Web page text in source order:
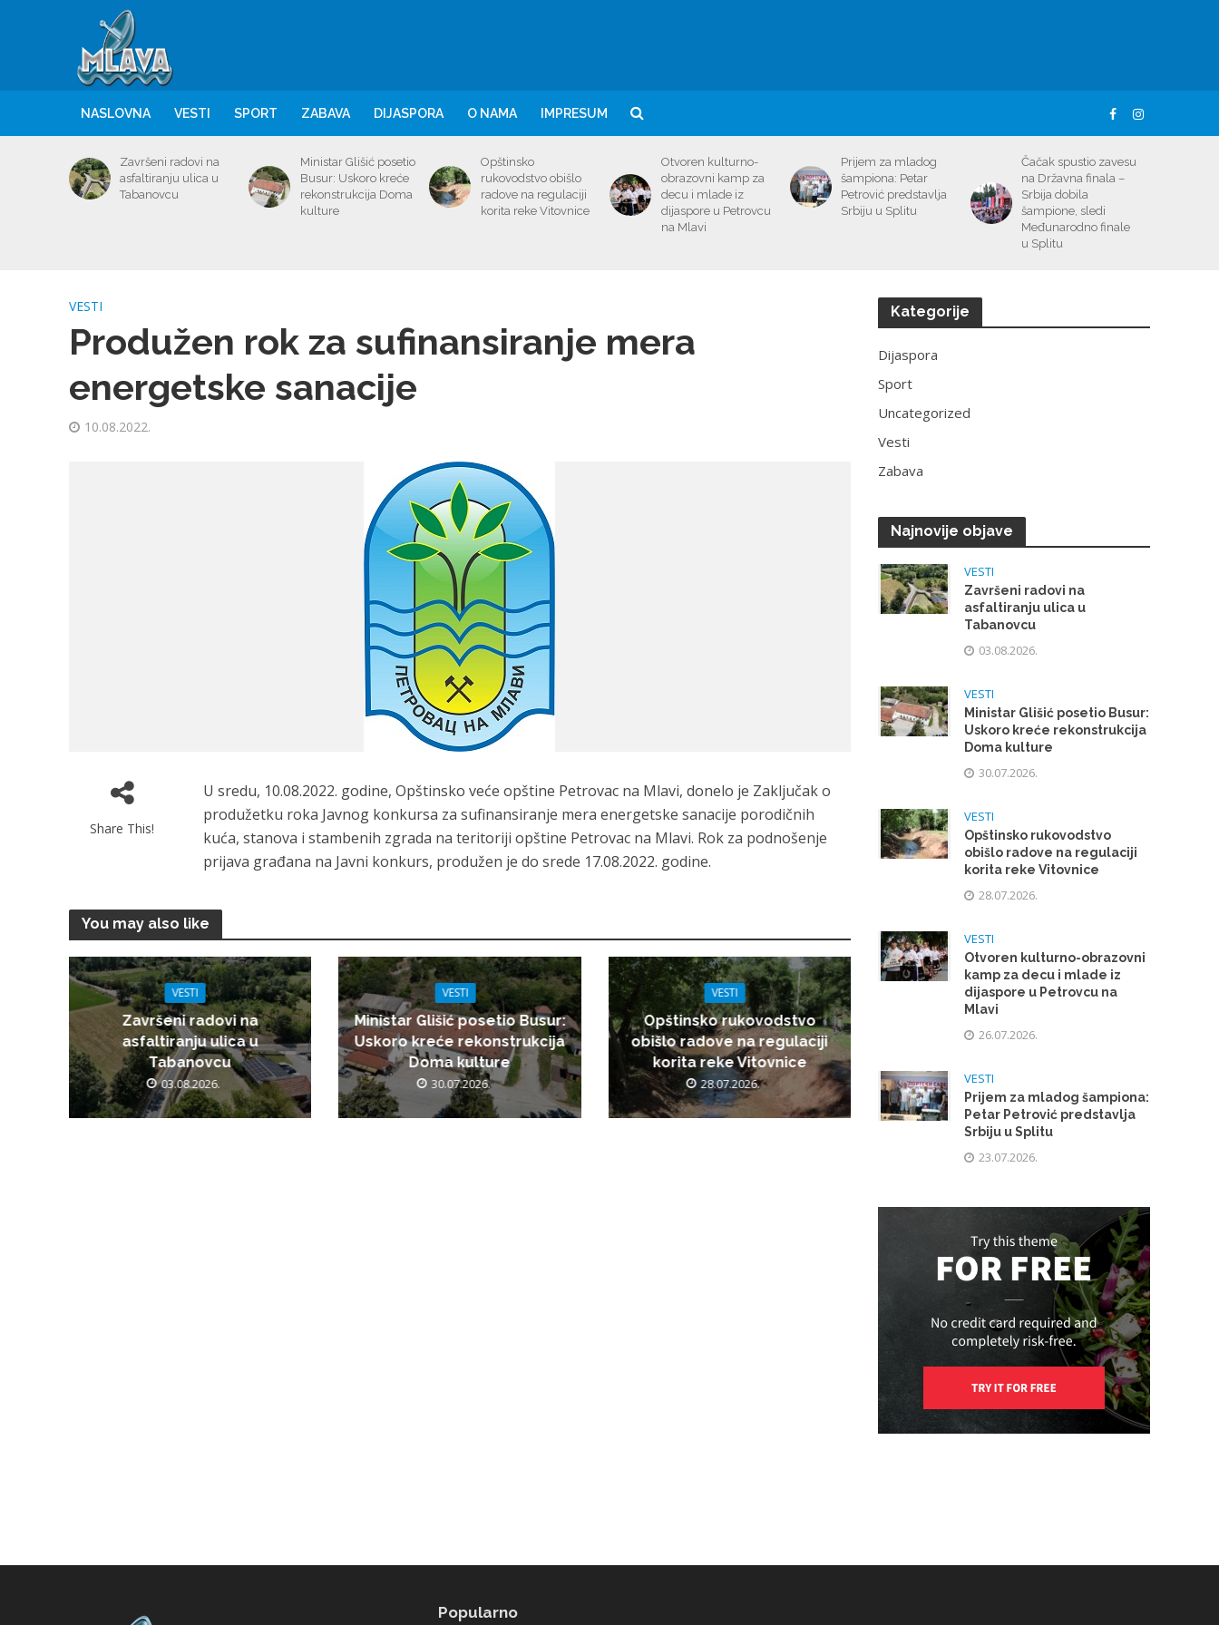
NASLOVNA VESTI SPORT ZABAVA DIJASPORA O NAMA IMPRESUM
Završeni radovi na
asfaltiranju ulica u
Tabanovcu
Ministar Glišić posetio
Busur: Uskoro kreće
rekonstrukcija Doma
kulture
Opštinsko
rukovodstvo obišlo
radove na regulaciji
korita reke Vitovnice
Otvoren kulturno-
obrazovni kamp za
decu i mlade iz
dijaspore u Petrovcu
na Mlavi
Prijem za mladog
šampiona: Petar
Petrović predstavlja
Srbiju u Splitu
Čačak spustio zavesu
na Državna finala –
Srbija dobila
šampione, sledi
Međunarodno finale
u Splitu
VESTI
Produžen rok za sufinansiranje mera
energetske sanacije
10.08.2022.
Share This!
U sredu, 10.08.2022. godine, Opštinsko veće opštine Petrovac na Mlavi, donelo je Zaključak o
produžetku roka Javnog konkursa za sufinansiranje mera energetske sanacije porodičnih
kuća, stanova i stambenih zgrada na teritoriji opštine Petrovac na Mlavi. Rok za podnošenje
prijava građana na Javni konkurs, produžen je do srede 17.08.2022. godine.
You may also like
VESTI
Završeni radovi na
asfaltiranju ulica u
Tabanovcu
03.08.2026.
VESTI
Ministar Glišić posetio Busur:
Uskoro kreće rekonstrukcija
Doma kulture
30.07.2026.
VESTI
Opštinsko rukovodstvo
obišlo radove na regulaciji
korita reke Vitovnice
28.07.2026.
Kategorije
Dijaspora
Sport
Uncategorized
Vesti
Zabava
Najnovije objave
VESTI
Završeni radovi na
asfaltiranju ulica u
Tabanovcu
03.08.2026.
VESTI
Ministar Glišić posetio Busur:
Uskoro kreće rekonstrukcija
Doma kulture
30.07.2026.
VESTI
Opštinsko rukovodstvo
obišlo radove na regulaciji
korita reke Vitovnice
28.07.2026.
VESTI
Otvoren kulturno-obrazovni
kamp za decu i mlade iz
dijaspore u Petrovcu na
Mlavi
26.07.2026.
VESTI
Prijem za mladog šampiona:
Petar Petrović predstavlja
Srbiju u Splitu
23.07.2026.
Popularno